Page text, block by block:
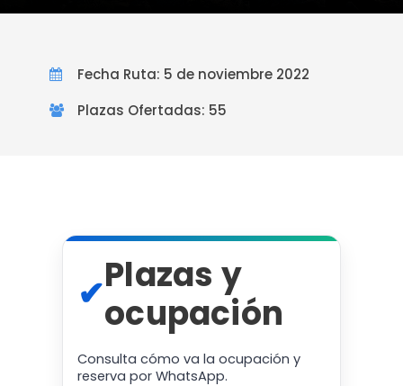
Fecha Ruta: 5 de noviembre 2022
Plazas Ofertadas: 55
✔Plazas y
ocupación
Consulta cómo va la ocupación y
reserva por WhatsApp.